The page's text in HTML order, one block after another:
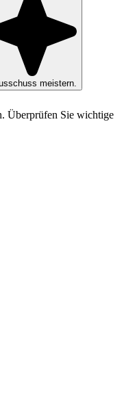
meistern.
Überprüfen Sie wichtige